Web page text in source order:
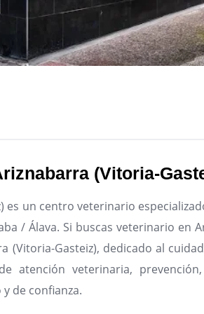
(Vitoria-
es un centro veterinario
/ Álava. Si buscas veterinario en
(Vitoria-Gasteiz), dedicado al
atención veterinaria,
de confianza.